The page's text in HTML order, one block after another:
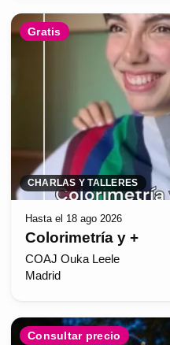
Gratis
CHARLAS Y TALLERES
Hasta el 18 ago 2026
Colorimetría y +
COAJ Ouka Leele
Madrid
Consultar precio